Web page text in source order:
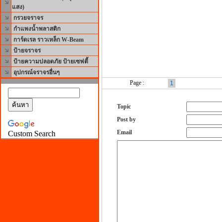
แสง)
กรวยจราจร
กำแพงน้ำพลาสติก
การ์ดเรล ราวเหล็ก W-Beam
ป้ายจราจร
ป้ายความปลอดภัย ป้ายเซฟตี้
อุปกรณ์จราจรอื่นๆ
Custom Search
Page : 1
Topic
Post by
Email